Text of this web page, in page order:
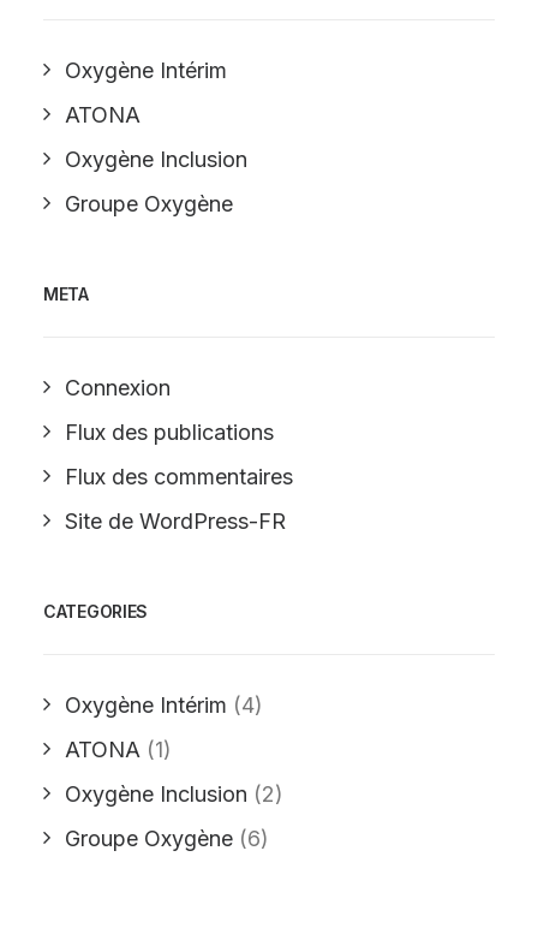
Oxygène Intérim
ATONA
Oxygène Inclusion
Groupe Oxygène
META
Connexion
Flux des publications
Flux des commentaires
Site de WordPress-FR
CATEGORIES
Oxygène Intérim (4)
ATONA (1)
Oxygène Inclusion (2)
Groupe Oxygène (6)